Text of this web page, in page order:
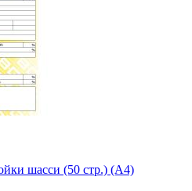
шасси (50 стр.) (A4)